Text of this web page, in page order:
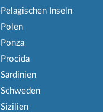
Pelagischen Inseln
Polen
Ponza
Procida
Sardinien
Schweden
Sizilien